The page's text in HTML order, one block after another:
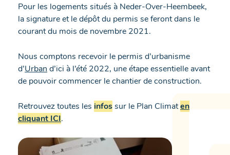
Pour les logements situés à Neder-Over-Heembeek,
la signature et le dépôt du permis se feront dans le
courant du mois de novembre 2021.
Nous comptons recevoir le permis d’urbanisme
d’Urban d’ici à l’été 2022, une étape essentielle avant
de pouvoir commencer le chantier de construction.
Retrouvez toutes les infossur le Plan Climaten
cliquant ICI.